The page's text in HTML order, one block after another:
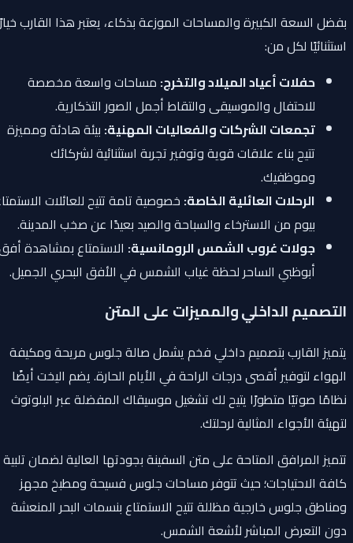
بفضل السعة الكبيرة والمساحات الموزعة بذكاء، يعتبر هذا القارب خيارًا
استثنائيًا لكل من:
حفلات أعياد الميلاد والتخرج:مساحات واسعة مخصصة
للاحتفال والموسيقى والتقاط أجمل الصور التذكارية.
تجمعات الشركات والفعاليات المهنية:بيئة هادئة ومميزة
تتيح بناء علاقات قوية وتوفير تجربة استثنائية لشركائك
وموظفيك.
الرحلات العائلية الخاصة:خصوصية تامة تتيح للعائلات الاستمتاع
بيوم من الاسترخاء والسباحة والصيد بعيدًا عن صخب المدينة.
جولات غروب الشمس الرومانسية:الاستمتاع بمشاهدة أفق
أبوظبي الساحر لحظة غياب الشمس في الأفق البحري الجميل.
التصميم الداخلي والمميزات على المتن
يتميز القارب بتصميم داخلي فخم يشمل صالة جلوس مريحة ومكيفة
الهواء لتوفير أقصى درجات الراحة في الأيام الحارة. يضم اليخت أيضًا
نظامًا صوتيًا متطورًا يتيح لك تشغيل موسيقاك المفضلة عبر البلوتوث
لتهيئة الأجواء المثالية لرحلتك.
تتميز المرافق المتاحة على متن السفينة بجودتها العالية لضمان تلبية
كافة الاحتياجات؛ حيث تتوفر مساحات جلوس فسيحة ومطبخ مجهز
ومناطق جلوس خارجية مظللة تتيح الاستمتاع بنسمات البحر المنعشة
دون التعرض المباشر لأشعة الشمس.